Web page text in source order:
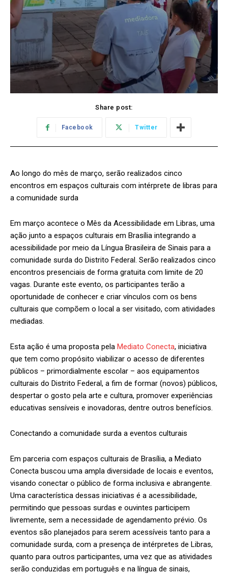
Share post:
Facebook Twitter
Ao longo do mês de março, serão realizados cinco
encontros em espaços culturais com intérprete de libras para
a comunidade surda
Em março acontece o Mês da Acessibilidade em Libras, uma
ação junto a espaços culturais em Brasília integrando a
acessibilidade por meio da Língua Brasileira de Sinais para a
comunidade surda do Distrito Federal. Serão realizados cinco
encontros presenciais de forma gratuita com limite de 20
vagas. Durante este evento, os participantes terão a
oportunidade de conhecer e criar vínculos com os bens
culturais que compõem o local a ser visitado, com atividades
mediadas.
Esta ação é uma proposta pela Mediato Conecta, iniciativa
que tem como propósito viabilizar o acesso de diferentes
públicos – primordialmente escolar – aos equipamentos
culturais do Distrito Federal, a fim de formar (novos) públicos,
despertar o gosto pela arte e cultura, promover experiências
educativas sensíveis e inovadoras, dentre outros benefícios.
Conectando a comunidade surda a eventos culturais
Em parceria com espaços culturais de Brasília, a Mediato
Conecta buscou uma ampla diversidade de locais e eventos,
visando conectar o público de forma inclusiva e abrangente.
Uma característica dessas iniciativas é a acessibilidade,
permitindo que pessoas surdas e ouvintes participem
livremente, sem a necessidade de agendamento prévio. Os
eventos são planejados para serem acessíveis tanto para a
comunidade surda, com a presença de intérpretes de Libras,
quanto para outros participantes, uma vez que as atividades
serão conduzidas em português e na língua de sinais,